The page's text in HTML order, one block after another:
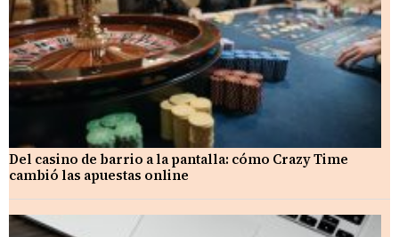
Del casino de barrio a la pantalla: cómo Crazy Time
cambió las apuestas online